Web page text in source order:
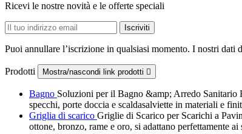
Ricevi le nostre novità e le offerte speciali
Puoi annullare l’iscrizione in qualsiasi momento. I nostri
Prodotti Mostra/nascondi link prodotti 
Bagno Soluzioni per il Bagno &amp; Arredo Sanitario
specchi, porte doccia e scaldasalviette in materiali e
Griglia di scarico Griglie di Scarico per Scarichi a
ottone, bronzo, rame e oro, si adattano perfettamente